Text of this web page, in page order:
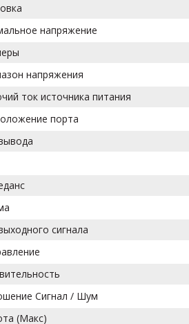
напряжение
напряжения
ток источника питания
порта
сигнала
Сигнал / Шум
(Макс)